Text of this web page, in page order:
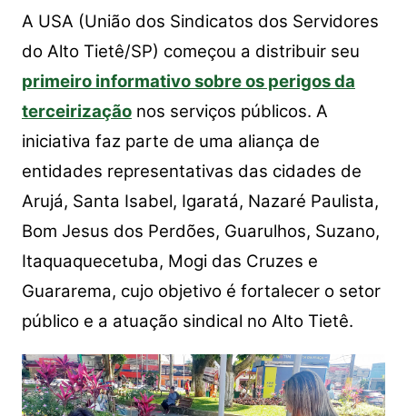
k
A USA (União dos Sindicatos dos Servidores
do Alto Tietê/SP) começou a distribuir seu
primeiro informativo sobre os perigos da
terceirizaçãonos serviços públicos. A
iniciativa faz parte de uma aliança de
entidades representativas das cidades de
Arujá, Santa Isabel, Igaratá, Nazaré Paulista,
Bom Jesus dos Perdões, Guarulhos, Suzano,
Itaquaquecetuba, Mogi das Cruzes e
Guararema, cujo objetivo é fortalecer o setor
público e a atuação sindical no Alto Tietê.